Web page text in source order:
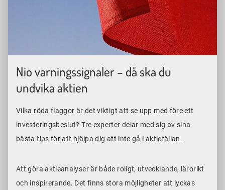
Nio varningssignaler – då ska du
undvika aktien
Vilka röda flaggor är det viktigt att se upp med före ett
investeringsbeslut? Tre experter delar med sig av sina
bästa tips för att hjälpa dig att inte gå i aktiefällan.
Att göra aktieanalyser är både roligt, utvecklande, lärorikt
och inspirerande. Det finns stora möjligheter att lyckas